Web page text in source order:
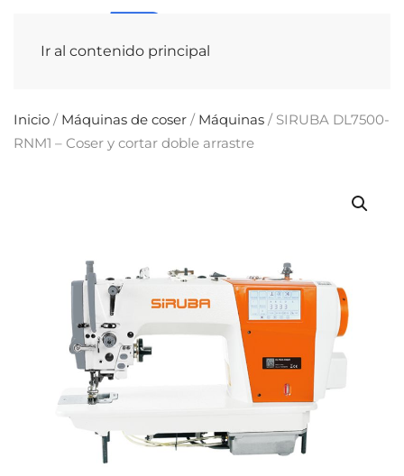
Ir al contenido principal
Inicio / Máquinas de coser / Máquinas / SIRUBA DL7500-
RNM1 – Coser y cortar doble arrastre